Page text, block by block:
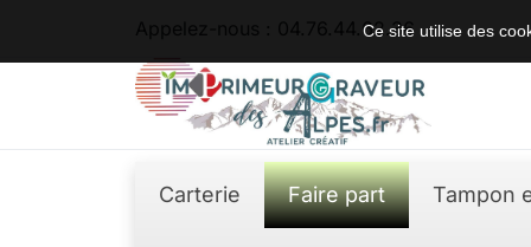
04.76.44.62.36
Carterie Faire part Tampon
Ce site utilise des